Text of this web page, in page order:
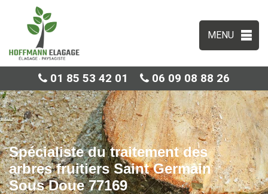
MENU
01 85 53 42 01 06 09 08 88 26
Spécialiste du traitement des
arbres fruitiers Saint Germain
Sous Doue 77169